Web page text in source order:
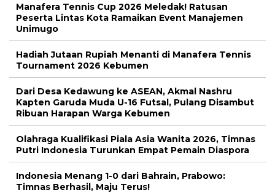
Manafera Tennis Cup 2026 Meledak! Ratusan
Peserta Lintas Kota Ramaikan Event Manajemen
Unimugo
Hadiah Jutaan Rupiah Menanti di Manafera Tennis
Tournament 2026 Kebumen
Dari Desa Kedawung ke ASEAN, Akmal Nashru
Kapten Garuda Muda U-16 Futsal, Pulang Disambut
Ribuan Harapan Warga Kebumen
Olahraga Kualifikasi Piala Asia Wanita 2026, Timnas
Putri Indonesia Turunkan Empat Pemain Diaspora
Indonesia Menang 1-0 dari Bahrain, Prabowo:
Timnas Berhasil, Maju Terus!